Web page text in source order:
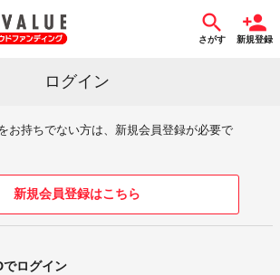
さがす 新規登録
ログイン
お持ちでない方は、新規会員登録が必要で
新規会員登録はこちら
ログイン